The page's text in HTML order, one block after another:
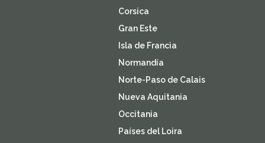
Corsica
Gran Este
Isla de Francia
Normandía
Norte-Paso de Calais
Nueva Aquitania
Occitania
Países del Loira